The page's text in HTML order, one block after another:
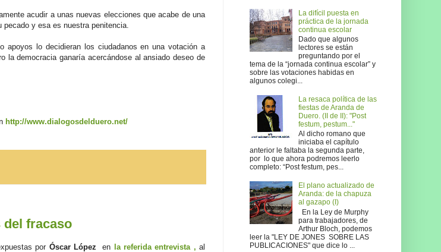
acudir a unas nuevas elecciones que acabe de una
y esa es nuestra penitencia.
lo decidieran los ciudadanos en una votación a
la democracia ganaría acercándose al ansiado deseo de
http://www.dialogosdelduero.net/
del fracaso
por Óscar López en la referida entrevista ,al
La difícil puesta en
práctica de la jornada
continua escolar
Dado que algunos
lectores se están
preguntando por el
tema de la “jornada continua escolar” y
sobre las votaciones habidas en
algunos colegi...
La resaca política de las
fiestas de Aranda de
Duero. (II de II): "Post
festum, pestum..."
Al dicho romano que
iniciaba el capítulo
anterior le faltaba la segunda parte,
por lo que ahora podremos leerlo
completo: “Post festum, pes...
El plano actualizado de
Aranda: de la chapuza
al gazapo (I)
En la Ley de Murphy
para trabajadores, de
Arthur Bloch, podemos
leer la "LEY DE JONES SOBRE LAS
PUBLICACIONES" que dice lo ...